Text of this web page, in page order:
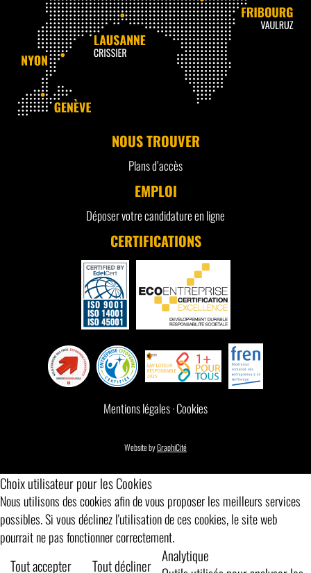
NOUS TROUVER
Plans d’accès
EMPLOI
Déposer votre candidature en ligne
CERTIFICATIONS
Mentions légales·Cookies
Website byGraphiCité
Choix utilisateur pour les Cookies
Nous utilisons des cookies afin de vous proposer les meilleurs services
possibles. Si vous déclinez l'utilisation de ces cookies, le site web
pourrait ne pas fonctionner correctement.
Tout accepter Tout décliner
Analytique